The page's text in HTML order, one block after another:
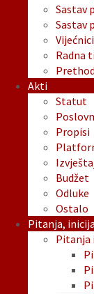
Sastav
Sastav
Radna
Akti
Statut
Propisi
Budžet
Odluke
Ostalo
Pitanja,
Pitanja